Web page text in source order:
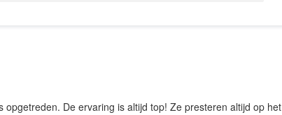
De ervaring is altijd top! Ze presteren altijd op het